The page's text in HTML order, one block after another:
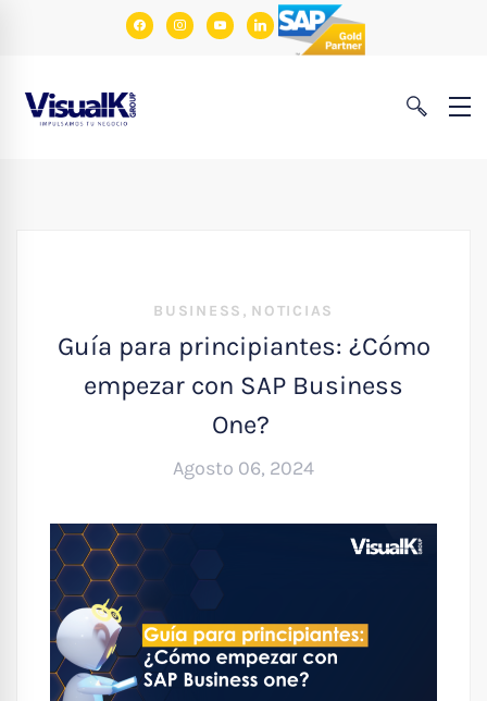
facebookinstagram
youtubelinkedin
BUSINESS , NOTICIAS
Guía para principiantes: ¿Cómo
empezar con SAP Business
One?
Agosto 06, 2024